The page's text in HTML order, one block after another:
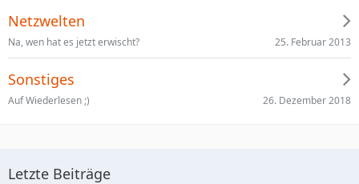
Netzwelten
Na, wen hat es jetzt erwischt? 25. Februar 2013
Sonstiges
Auf Wiederlesen ;) 26. Dezember 2018
Letzte Beiträge